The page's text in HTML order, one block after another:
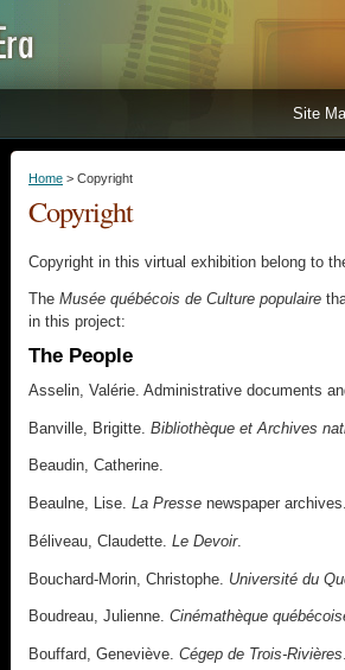
Site
Home > Copyright
Copyright
Copyright in this virtual exhibition belong to
The Musée québécois de Culture populaire
in this project:
The People
Asselin, Valérie. Administrative documents
Banville, Brigitte. Bibliothèque et Archives
Beaudin, Catherine.
Beaulne, Lise. La Presse newspaper archives.
Béliveau, Claudette. Le Devoir.
Bouchard-Morin, Christophe. Université du
Boudreau, Julienne. Cinémathèque
Bouffard, Geneviève. Cégep de Trois-Rivières.